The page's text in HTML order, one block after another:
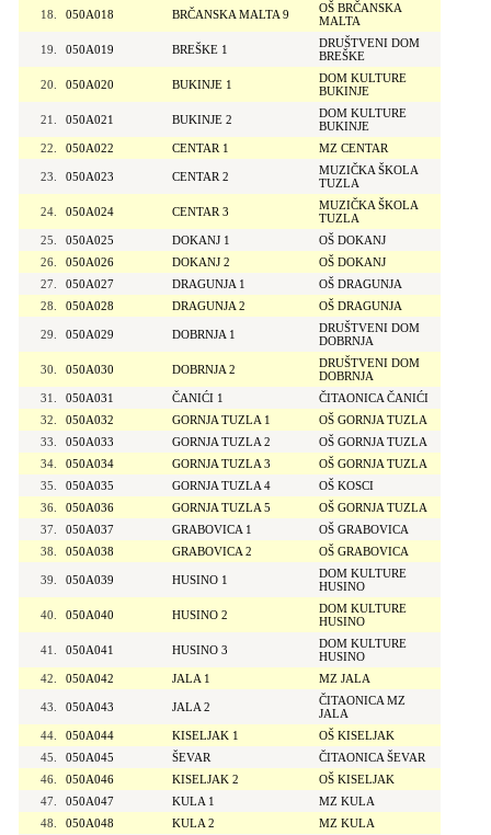
18. 050A018 BRČANSKA MALTA 9
OŠ BRČANSKA
MALTA
19. 050A019 BREŠKE 1
DRUŠTVENI DOM
BREŠKE
20. 050A020 BUKINJE 1
DOM KULTURE
BUKINJE
21. 050A021 BUKINJE 2
DOM KULTURE
BUKINJE
22.
050A022 CENTAR 1 MZ CENTAR
23. 050A023 CENTAR 2
MUZIČKA ŠKOLA
TUZLA
24. 050A024 CENTAR 3
MUZIČKA ŠKOLA
TUZLA
25.
050A025 DOKANJ 1
OŠ DOKANJ
26.
050A026 DOKANJ 2
OŠ DOKANJ
27.
050A027 DRAGUNJA 1
OŠ DRAGUNJA
28.
050A028 DRAGUNJA 2 OŠ DRAGUNJA
29. 050A029 DOBRNJA 1
DRUŠTVENI DOM
DOBRNJA
30. 050A030 DOBRNJA 2
DRUŠTVENI DOM
DOBRNJA
31.
050A031 ČANIĆI 1
ČITAONICA ČANIĆI
32.
050A032 GORNJA TUZLA 1
OŠ GORNJA TUZLA
33.
050A033 GORNJA TUZLA 2
OŠ GORNJA TUZLA
34.
050A034 GORNJA TUZLA 3
OŠ GORNJA TUZLA
35.
050A035 GORNJA TUZLA 4
OŠ KOSCI
36.
050A036 GORNJA TUZLA 5
OŠ GORNJA TUZLA
37.
050A037 GRABOVICA 1
OŠ GRABOVICA
38.
050A038 GRABOVICA 2 OŠ GRABOVICA
39. 050A039 HUSINO 1
DOM KULTURE
HUSINO
40. 050A040 HUSINO 2
DOM KULTURE
HUSINO
41. 050A041 HUSINO 3
DOM KULTURE
HUSINO
42.
050A042 JALA 1 MZ JALA
43. 050A043 JALA 2
ČITAONICA MZ
JALA
44.
050A044 KISELJAK 1
OŠ KISELJAK
45.
050A045 ŠEVAR
ČITAONICA ŠEVAR
46.
050A046 KISELJAK 2
OŠ KISELJAK
47.
050A047 KULA 1
MZ KULA
48.
050A048 KULA 2 MZ KULA